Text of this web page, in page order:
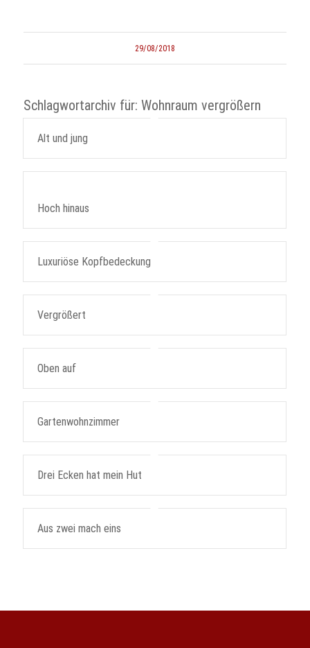
29/08/2018
Schlagwortarchiv für: Wohnraum vergrößern
Alt und jung
Hoch hinaus
Luxuriöse Kopfbedeckung
Vergrößert
Oben auf
Gartenwohnzimmer
Drei Ecken hat mein Hut
Aus zwei mach eins